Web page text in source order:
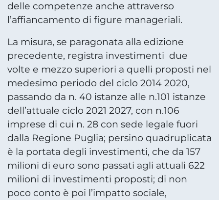
delle competenze anche attraverso
l’affiancamento di figure manageriali.
La misura, se paragonata alla edizione
precedente, registra investimenti due
volte e mezzo superiori a quelli proposti nel
medesimo periodo del ciclo 2014 2020,
passando da n. 40 istanze alle n.101 istanze
dell’attuale ciclo 2021 2027, con n.106
imprese di cui n. 28 con sede legale fuori
dalla Regione Puglia; persino quadruplicata
è la portata degli investimenti, che da 157
milioni di euro sono passati agli attuali 622
milioni di investimenti proposti; di non
poco conto è poi l’impatto sociale,